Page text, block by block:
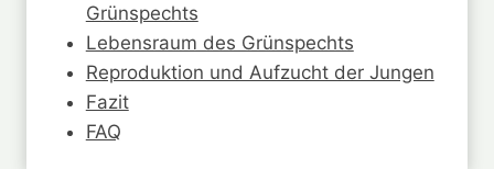
Grünspechts
Lebensraum des Grünspechts
Reproduktion und Aufzucht der Jungen
Fazit
FAQ